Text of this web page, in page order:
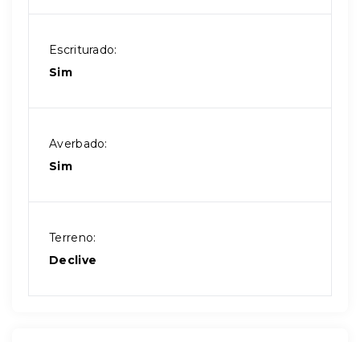
Escriturado:
Sim
Averbado:
Sim
Terreno:
Declive